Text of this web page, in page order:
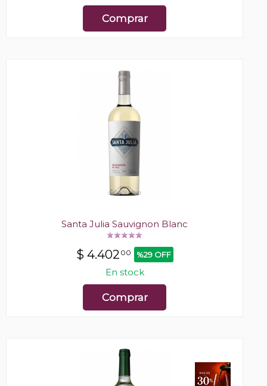
Comprar
Santa Julia Sauvignon Blanc
$ 4.402 00 %29 OFF
En stock
Comprar